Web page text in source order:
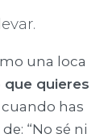
una loca
que quieres
cuando has
“No sé ni